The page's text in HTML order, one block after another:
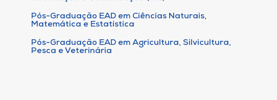
Pós-Graduação EAD em Ciências Naturais,
Matemática e Estatística
Pós-Graduação EAD em Agricultura, Silvicultura,
Pesca e Veterinária